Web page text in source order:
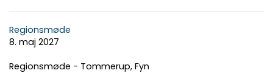
Regionsmøde
8. maj 2027
Regionsmøde - Tommerup, Fyn